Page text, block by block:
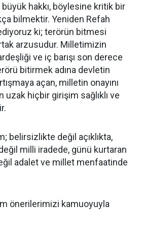
hakkı, böylesine kritik bir
bilmektir. Yeniden Refah
ki; terörün bitmesi
arzusudur. Milletimizin
ve iç barışı son derece
bitirmek adına devletin
açan, milletin onayını
uzak hiçbir girişim sağlıklı ve
belirsizlikte değil açıklıkta,
milli iradede, günü kurtaran
adalet ve millet menfaatinde
önerilerimizi kamuoyuyla